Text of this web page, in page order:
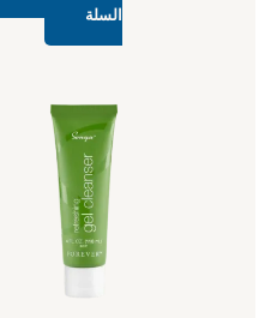
السلة